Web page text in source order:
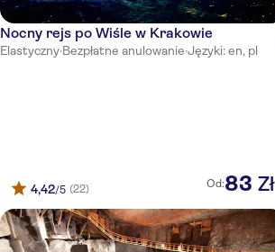
Hotel Batory
Aparthotel Miodosytnia
Nocny rejs po Wiśle w Krakowie
Elastyczny·Bezpłatne anulowanie·Języki: en, pl
4,42/5 (22) Od:83 Zł